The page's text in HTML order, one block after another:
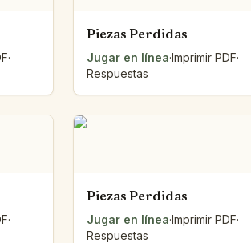
·
Piezas Perdidas
Jugar en línea·Imprimir PDF·
Respuestas
·
Piezas Perdidas
Jugar en línea·Imprimir PDF·
Respuestas